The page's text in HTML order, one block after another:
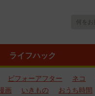
ライフハック
ビフォーアフター ネコ
画 いきもの おうち時間